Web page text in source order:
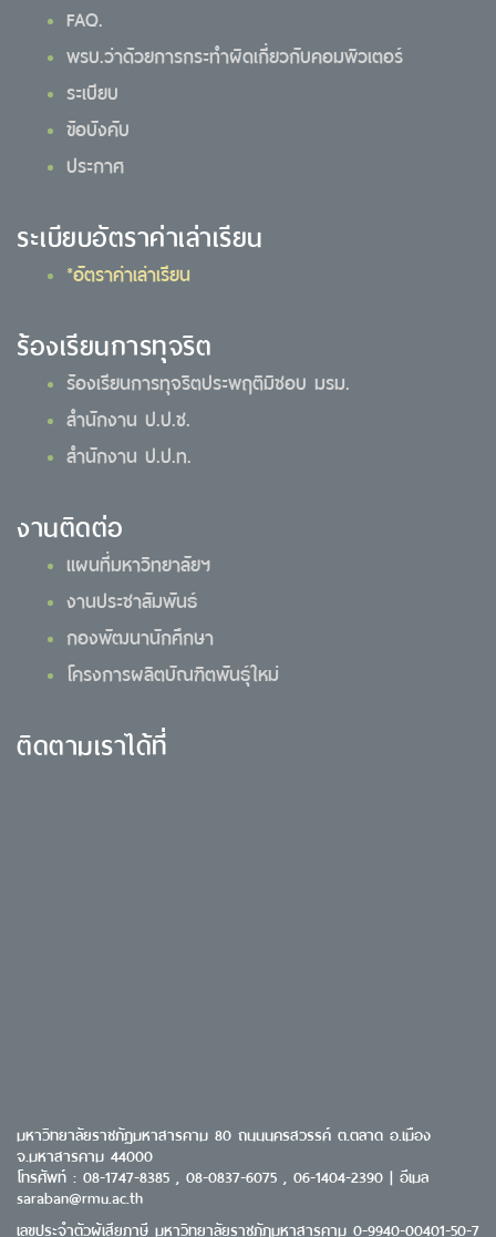
FAQ.
พรบ.ว่าด้วยการกระทำผิดเกี่ยวกับคอมพิวเตอร์
ระเบียบ
ข้อบังคับ
ประกาศ
ระเบียบอัตราค่าเล่าเรียน
*อัตราค่าเล่าเรียน
ร้องเรียนการทุจริต
ร้องเรียนการทุจริตประพฤติมิชอบ มรม.
สำนักงาน ป.ป.ช.
สำนักงาน ป.ป.ท.
งานติดต่อ
แผนที่มหาวิทยาลัยฯ
งานประชาสัมพันธ์
กองพัฒนานักศึกษา
โครงการผลิตบัณฑิตพันธุ์ใหม่
ติดตามเราได้ที่
มหาวิทยาลัยราชภัฏมหาสารคาม 80 ถนนนครสวรรค์ ต.ตลาด อ.เมือง
จ.มหาสารคาม 44000
โทรศัพท์ : 08-1747-8385 , 08-0837-6075 , 06-1404-2390 | อีเมล
saraban@rmu.ac.th
เลขประจำตัวผู้เสียภาษี มหาวิทยาลัยราชภัฏมหาสารคาม 0-9940-00401-50-7